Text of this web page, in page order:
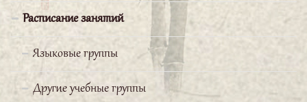
Расписание занятий
Языковые группы
Другие учебные группы
Мне нравится заниматься в
Школе Конфуция. Профессор Бай
Вэньчан очень
доброжелательный преподаватель. Он
старается уделить время каждому ученику.